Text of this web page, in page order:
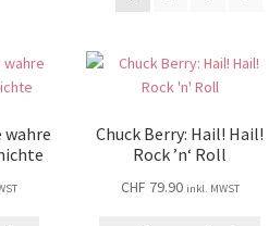
wahre
Chuck Berry: Hail! Hail!
Rock ’n‘ Roll
CHF 79.90 inkl. MWST